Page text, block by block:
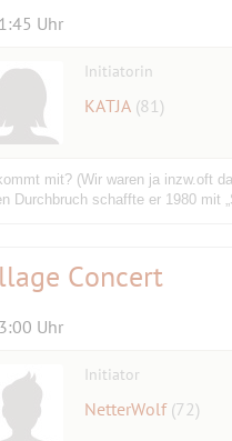
Uhr
Initiatorin
KATJA (81)
mit? (Wir waren ja inzw.oft
Durchbruch schaffte er 1980 mit
Concert
Uhr
Initiator
NetterWolf (72)